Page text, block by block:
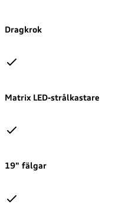
Dragkrok
Matrix LED-strålkastare
19" fälgar